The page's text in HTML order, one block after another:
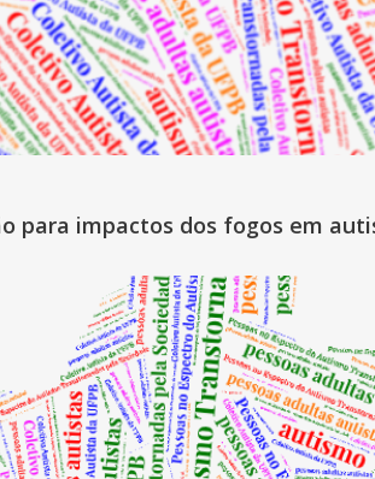
para impactos dos fogos em